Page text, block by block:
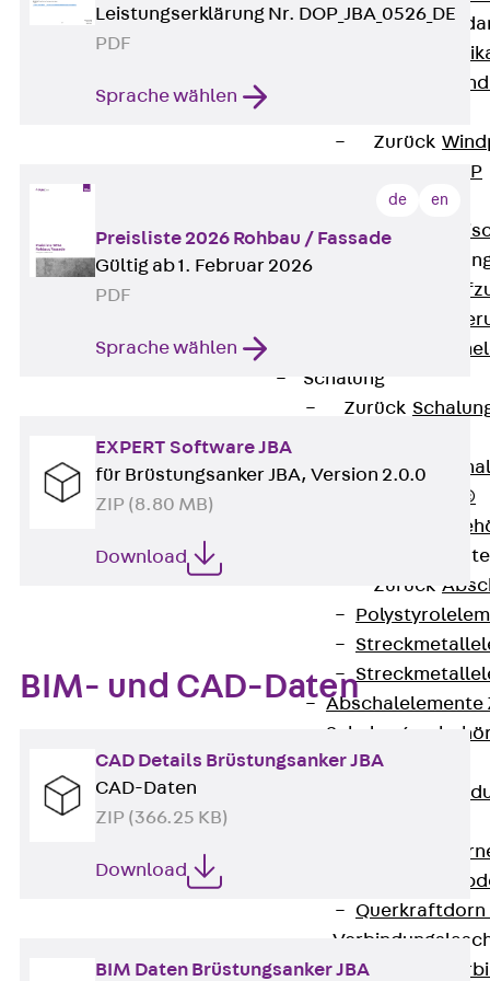
Attika-
Zurück
Windpost JWP
Schallisolation
Zurück
Schalung
Zurück
Zurück
RAPIDOBAT®
Schalrohre
Zurück
Abschalelemente
Verbindung
Querkraftdorn
Leistungserklärung Nr. DOP_JBA_0526_DE
PDF
Sprache wählen
de en
Preisliste 2026 Rohbau / Fassade
Gültig ab 1. Februar 2026
PDF
Sprache wählen
EXPERT Software JBA
für Brüstungsanker JBA, Version 2.0.0
ZIP (8.80 MB)
Download
BIM- und CAD-Daten
CAD Details Brüstungsanker JBA
CAD-Daten
ZIP (366.25 KB)
Download
BIM Daten Brüstungsanker JBA